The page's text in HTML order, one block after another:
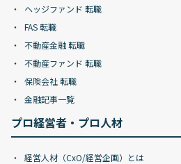
ヘッジファンド 転職
FAS 転職
不動産金融 転職
不動産ファンド 転職
保険会社 転職
金融記事一覧
プロ経営者・プロ人材
経営人材（CxO/経営企画）とは